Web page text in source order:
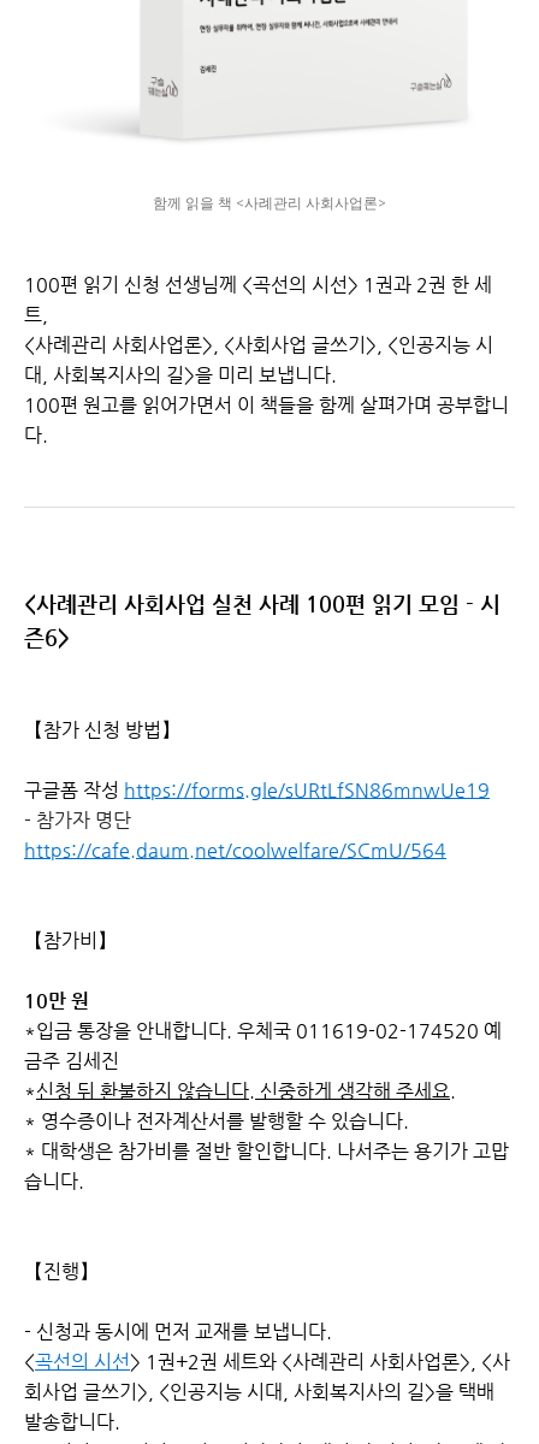
함께 읽을 책 <사례관리 사회사업론>
100편 읽기 신청 선생님께 <곡선의 시선> 1권과 2권 한 세
트,
<사례관리 사회사업론>, <사회사업 글쓰기>, <인공지능 시
대, 사회복지사의 길>을 미리 보냅니다.
100편 원고를 읽어가면서 이 책들을 함께 살펴가며 공부합니
다.
<사례관리 사회사업 실천 사례 100편 읽기 모임 - 시
즌6>
【참가 신청 방법】
구글폼 작성 https://forms.gle/sURtLfSN86mnwUe19
- 참가자 명단
https://cafe.daum.net/coolwelfare/SCmU/564
【참가비】
10만 원
*입금 통장을 안내합니다. 우체국 011619-02-174520 예
금주 김세진
*신청 뒤 환불하지 않습니다. 신중하게 생각해 주세요.
* 영수증이나 전자계산서를 발행할 수 있습니다.
* 대학생은 참가비를 절반 할인합니다. 나서주는 용기가 고맙
습니다.
【진행】
- 신청과 동시에 먼저 교재를 보냅니다.
<곡선의 시선> 1권+2권 세트와 <사례관리 사회사업론>, <사
회사업 글쓰기>, <인공지능 시대, 사회복지사의 길>을 택배
발송합니다.